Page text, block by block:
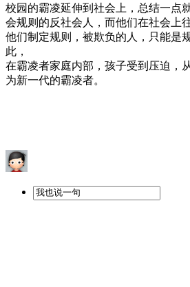
校园的霸凌延伸到社会上，总结一点
会规则的反社会人，而他们在社会上
他们制定规则，被欺负的人，只能是
此，
在霸凌者家庭内部，孩子受到压迫，
为新一代的霸凌者。